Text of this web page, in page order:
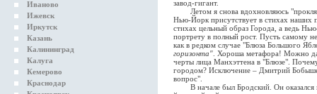
Иваново
Ижевск
Иркутск
Казань
Калининград
Калуга
Кемерово
Краснодар
завод-гигант.
Летом я снова вдохновляюсь
Нью-Йорк присутствует в стихах наших
стихах цельный образ Города, а ведь
портрету в полный рост. Пусть самому
как в редком случае "Блюза Большого
горизонта" . Хороша метафора! Можно
черты лица Манхэттена в "Блюзе".
городом? Исключение – Дмитрий
вопрос".
В начале был Бродский. Он оказался